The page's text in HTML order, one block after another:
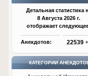
Детальная статистика
8 Августа 2026 г.
отображает
Анекдотов: 22539
КАТЕГОРИИ